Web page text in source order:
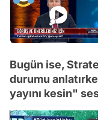
Bugün ise,
durumu
yayını kesin"